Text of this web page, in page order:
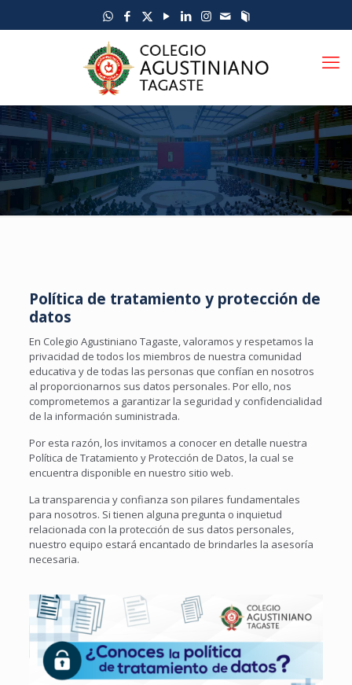
Política de tratamiento y protección de
datos
En Colegio Agustiniano Tagaste, valoramos y respetamos la
privacidad de todos los miembros de nuestra comunidad
educativa y de todas las personas que confían en nosotros
al proporcionarnos sus datos personales. Por ello, nos
comprometemos a garantizar la seguridad y confidencialidad
de la información suministrada.
Por esta razón, los invitamos a conocer en detalle nuestra
Política de Tratamiento y Protección de Datos, la cual se
encuentra disponible en nuestro sitio web.
La transparencia y confianza son pilares fundamentales
para nosotros. Si tienen alguna pregunta o inquietud
relacionada con la protección de sus datos personales,
nuestro equipo estará encantado de brindarles la asesoría
necesaria.